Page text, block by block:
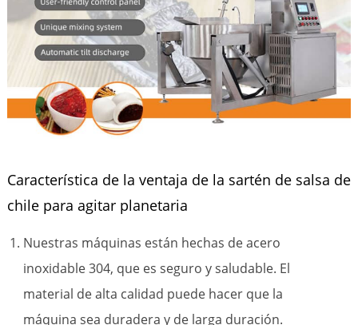
Característica de la ventaja de la sartén de salsa de
chile para agitar planetaria
Nuestras máquinas están hechas de acero
inoxidable 304, que es seguro y saludable. El
material de alta calidad puede hacer que la
máquina sea duradera y de larga duración.